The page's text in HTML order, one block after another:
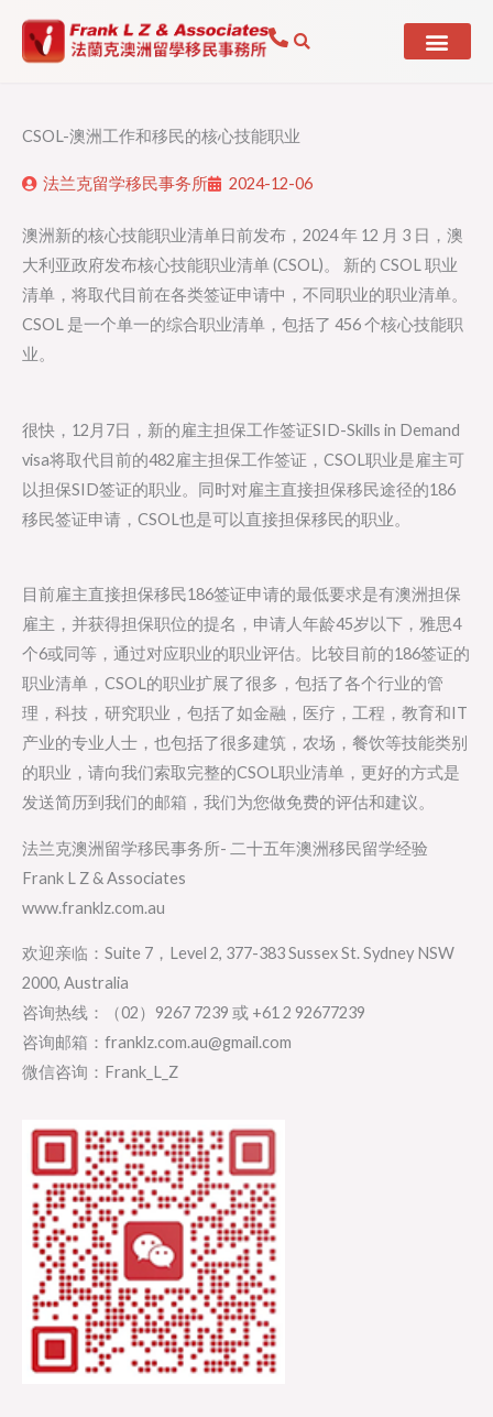
CSOL-澳洲工作和移民的核心技能职业
法兰克留学移民事务所 2024-12-06
澳洲新的核心技能职业清单日前发布，2024 年 12 月 3 日，澳
大利亚政府发布核心技能职业清单 (CSOL)。 新的 CSOL 职业
清单，将取代目前在各类签证申请中，不同职业的职业清单。
CSOL 是一个单一的综合职业清单，包括了 456 个核心技能职
业。
很快，12月7日，新的雇主担保工作签证SID-Skills in Demand
visa将取代目前的482雇主担保工作签证，CSOL职业是雇主可
以担保SID签证的职业。同时对雇主直接担保移民途径的186
移民签证申请，CSOL也是可以直接担保移民的职业。
目前雇主直接担保移民186签证申请的最低要求是有澳洲担保
雇主，并获得担保职位的提名，申请人年龄45岁以下，雅思4
个6或同等，通过对应职业的职业评估。比较目前的186签证的
职业清单，CSOL的职业扩展了很多，包括了各个行业的管
理，科技，研究职业，包括了如金融，医疗，工程，教育和IT
产业的专业人士，也包括了很多建筑，农场，餐饮等技能类别
的职业，请向我们索取完整的CSOL职业清单，更好的方式是
发送简历到我们的邮箱，我们为您做免费的评估和建议。
法兰克澳洲留学移民事务所- 二十五年澳洲移民留学经验
Frank L Z & Associates
www.franklz.com.au
欢迎亲临：Suite 7，Level 2, 377-383 Sussex St. Sydney NSW
2000, Australia
咨询热线：（02）9267 7239 或 +61 2 92677239
咨询邮箱：franklz.com.au@gmail.com
微信咨询：Frank_L_Z